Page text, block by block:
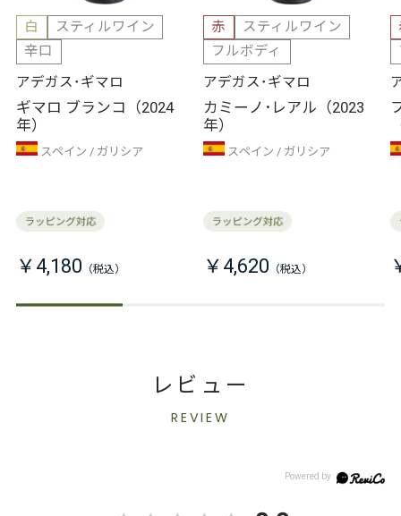
白
スティルワイン
辛口
アデガス･ギマロ
ギマロ ブランコ（2024
年）
スペイン ガリシア
￥4,180
赤
スティルワイン
フルボディ
アデガス･ギマロ
カミーノ･レアル（2023
年）
スペイン ガリシア
￥4,620
レビュー
REVIEW